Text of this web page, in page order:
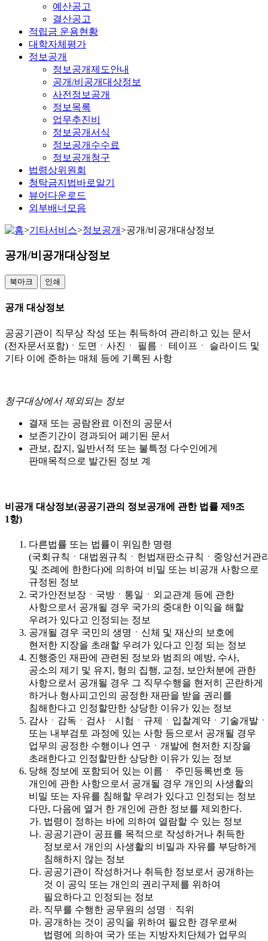
예산공고
결산공고
적립금 운용현황
대학자체평가
정보공개
정보공개제도안내
공개/비공개대상정보
사전정보공개
정보목록
업무추진비
정보공개서식
정보공개수수료
정보공개청구
법령상위원회
청탁금지법바로알기
뷰어다운로드
외부배너모음
>기타서비스>정보공개>공개/비공개대상정보
공개/비공개대상정보
북마크 인쇄
공개 대상정보
공공기관이 직무상 작성 또는 취득하여 관리하고 있는 문서
(전자문서포함)ㆍ도면ㆍ사진ㆍ 필름ㆍ 테이프ㆍ 슬라이드 및
기타 이에 준하는 매체 등에 기록된 사항
청구대상에서 제외되는 정보
결재 또는 공람완료 이전의 공문서
보존기간이 경과되어 폐기된 문서
관보, 잡지, 일반서적 또는 불특정 다수인에게
판매목적으로 발간된 정보 계
비공개 대상정보(공공기관의 정보공개에 관한 법률 제9조
1항)
다른법률 또는 법률이 위임한 명령
(국회규칙ㆍ대법원규칙ㆍ헌법재판소규칙ㆍ중앙선거관
및 조례에 한한다)에 의하여 비밀 또는 비공개 사항으로
규정된 정보
국가안전보장ㆍ국방ㆍ통일ㆍ외교관계 등에 관한
사항으로서 공개될 경우 국가의 중대한 이익을 해할
우려가 있다고 인정되는 정보
공개될 경우 국민의 생명ㆍ신체 및 재산의 보호에
현저한 지장을 초래할 우려가 있다고 인정 되는 정보
진행중인 재판에 관련된 정보와 범죄의 예방, 수사,
공소의 제기 및 유지, 형의 집행, 교정, 보안처분에 관한
사항으로서 공개될 경우 그 직무수행을 현저히 곤란하게
하거나 형사피고인의 공정한 재판을 받을 권리를
침해한다고 인정할만한 상당한 이유가 있는 정보
감사ㆍ감독ㆍ검사ㆍ시험ㆍ규제ㆍ입찰계약ㆍ기술개발
또는 내부검토 과정에 있는 사항 등으로서 공개될 경우
업무의 공정한 수행이나 연구ㆍ개발에 현저한 지장을
초래한다고 인정할만한 상당한 이유가 있는 정보
당해 정보에 포함되어 있는 이름ㆍ 주민등록번호 등
개인에 관한 사항으로서 공개될 경우 개인의 사생활의
비밀 또는 자유를 침해할 우려가 있다고 인정되는 정보
다만, 다음에 열거 한 개인에 관한 정보를 제외한다.
법령이 정하는 바에 의하여 열람할 수 있는 정보
공공기관이 공표를 목적으로 작성하거나 취득한
정보로서 개인의 사생활의 비밀과 자유를 부당하게
침해하지 않는 정보
공공기관이 작성하거나 취득한 정보로서 공개하는
것 이 공익 또는 개인의 권리구제를 위하여
필요하다고 인정되는 정보
직무를 수행한 공무원의 성명ㆍ직위
공개하는 것이 공익을 위하여 필요한 경우로써
법령에 의하여 국가 또는 지방자치단체가 업무의